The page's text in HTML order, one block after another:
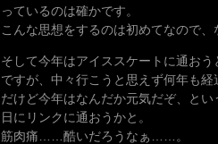
っているのは確かです。
こんな思想をするのは初めてなので、
そして今年はアイススケートに通お
ですが、中々行こうと思えず何年も経
だけど今年はなんだか元気だぞ、と
日にリンクに通おうかと。
筋肉痛……酷いだろうなぁ……。